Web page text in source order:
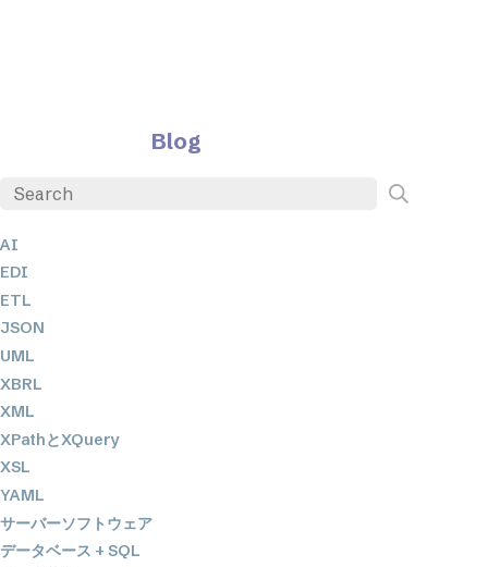
Blog
AI
EDI
ETL
JSON
UML
XBRL
XML
XPathとXQuery
XSL
YAML
サーバーソフトウェア
データベース + SQL